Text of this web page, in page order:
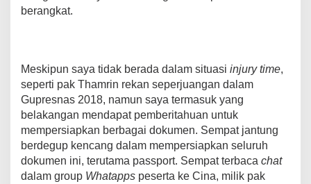
berangkat.
Meskipun saya tidak berada dalam situasi injury time,
seperti pak Thamrin rekan seperjuangan dalam
Gupresnas 2018, namun saya termasuk yang
belakangan mendapat pemberitahuan untuk
mempersiapkan berbagai dokumen. Sempat jantung
berdegup kencang dalam mempersiapkan seluruh
dokumen ini, terutama passport. Sempat terbaca chat
dalam group Whatapps peserta ke Cina, milik pak